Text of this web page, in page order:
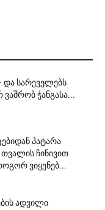
და სარეველებს
ჭანგასა...
პატარა
თვალის ჩინივით
ვიყენებ...
ადვილი